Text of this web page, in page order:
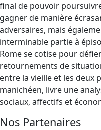
final de pouvoir
gagner de manière
adversaires, mais
interminable partie à
Rome se cotise pour
retournements de
entre la vieille et les deux
manichéen, livre une
sociaux, affectifs et
Nos Partenaires